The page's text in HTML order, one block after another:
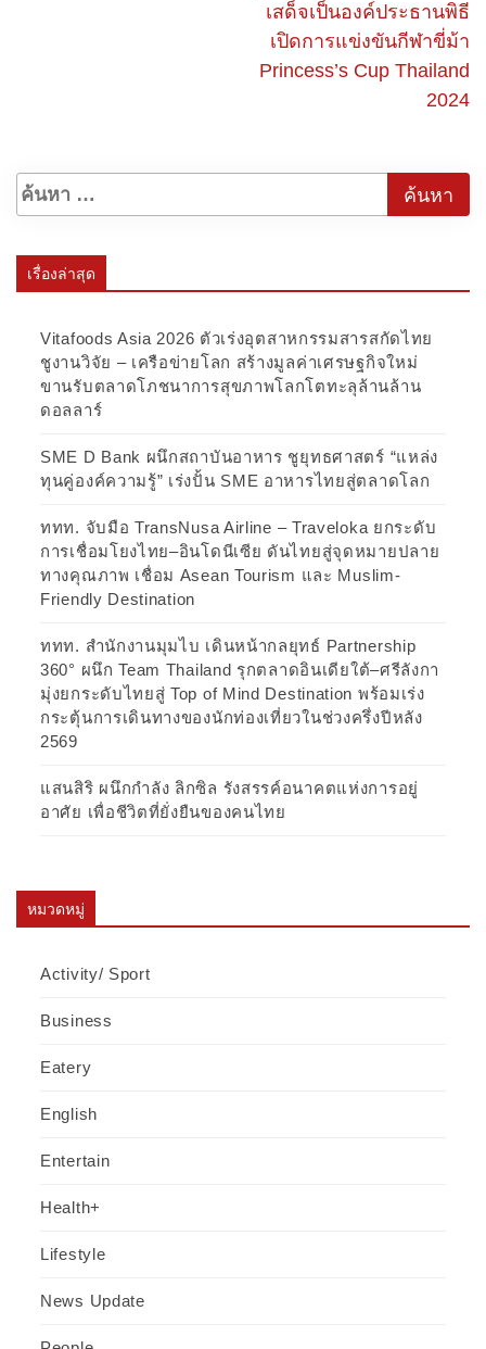
เสด็จเป็นองค์ประธานพิธี
เปิดการแข่งขันกีฬาขี่ม้า
Princess’s Cup Thailand
2024
เรื่องล่าสุด
Vitafoods Asia 2026 ตัวเร่งอุตสาหกรรมสารสกัดไทย
ชูงานวิจัย – เครือข่ายโลก สร้างมูลค่าเศรษฐกิจใหม่
ขานรับตลาดโภชนาการสุขภาพโลกโตทะลุล้านล้าน
ดอลลาร์
SME D Bank ผนึกสถาบันอาหาร ชูยุทธศาสตร์ “แหล่ง
ทุนคู่องค์ความรู้” เร่งปั้น SME อาหารไทยสู่ตลาดโลก
ททท. จับมือ TransNusa Airline – Traveloka ยกระดับ
การเชื่อมโยงไทย–อินโดนีเซีย ดันไทยสู่จุดหมายปลาย
ทางคุณภาพ เชื่อม Asean Tourism และ Muslim-
Friendly Destination
ททท. สำนักงานมุมไบ เดินหน้ากลยุทธ์ Partnership
360° ผนึก Team Thailand รุกตลาดอินเดียใต้–ศรีลังกา
มุ่งยกระดับไทยสู่ Top of Mind Destination พร้อมเร่ง
กระตุ้นการเดินทางของนักท่องเที่ยวในช่วงครึ่งปีหลัง
2569
แสนสิริ ผนึกกำลัง ลิกซิล รังสรรค์อนาคตแห่งการอยู่
อาศัย เพื่อชีวิตที่ยั่งยืนของคนไทย
หมวดหมู่
Activity/ Sport
Business
Eatery
English
Entertain
Health+
Lifestyle
News Update